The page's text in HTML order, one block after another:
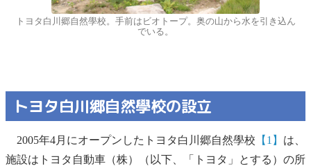
トヨタ白川郷自然學校。手前はビオトープ。奥の山から水を引き込ん
でいる。
トヨタ白川郷自然學校の設立
2005年4月にオープンしたトヨタ白川郷自然學校 【1】 は、
施設はトヨタ自動車（株）（以下、「トヨタ」とする）の所